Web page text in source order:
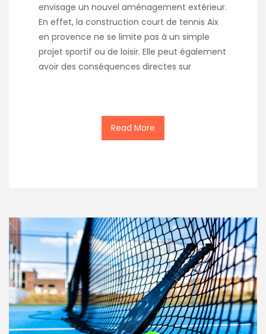
envisage un nouvel aménagement extérieur.
En effet, la construction court de tennis Aix
en provence ne se limite pas à un simple
projet sportif ou de loisir. Elle peut également
avoir des conséquences directes sur
Read More